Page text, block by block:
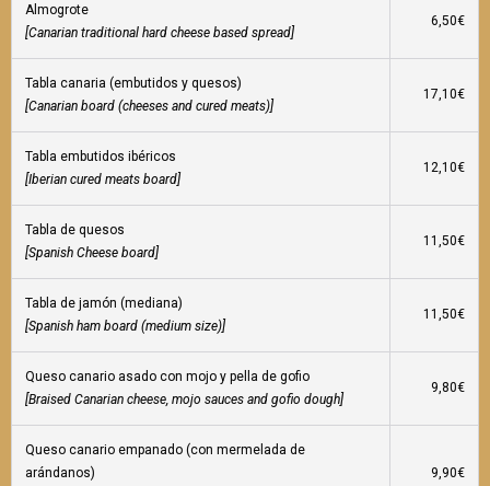
Almogrote
[Canarian traditional hard cheese based spread]
6,50€
Tabla canaria (embutidos y quesos)
[Canarian board (cheeses and cured meats)]
17,10€
Tabla embutidos ibéricos
[Iberian cured meats board]
12,10€
Tabla de quesos
[Spanish Cheese board]
11,50€
Tabla de jamón (mediana)
[Spanish ham board (medium size)]
11,50€
Queso canario asado con mojo y pella de gofio
[Braised Canarian cheese, mojo sauces and gofio dough]
9,80€
Queso canario empanado (con mermelada de
arándanos)
9,90€